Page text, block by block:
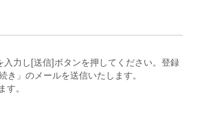
力し[送信]ボタンを押してください。登録
」のメールを送信いたします。
す。